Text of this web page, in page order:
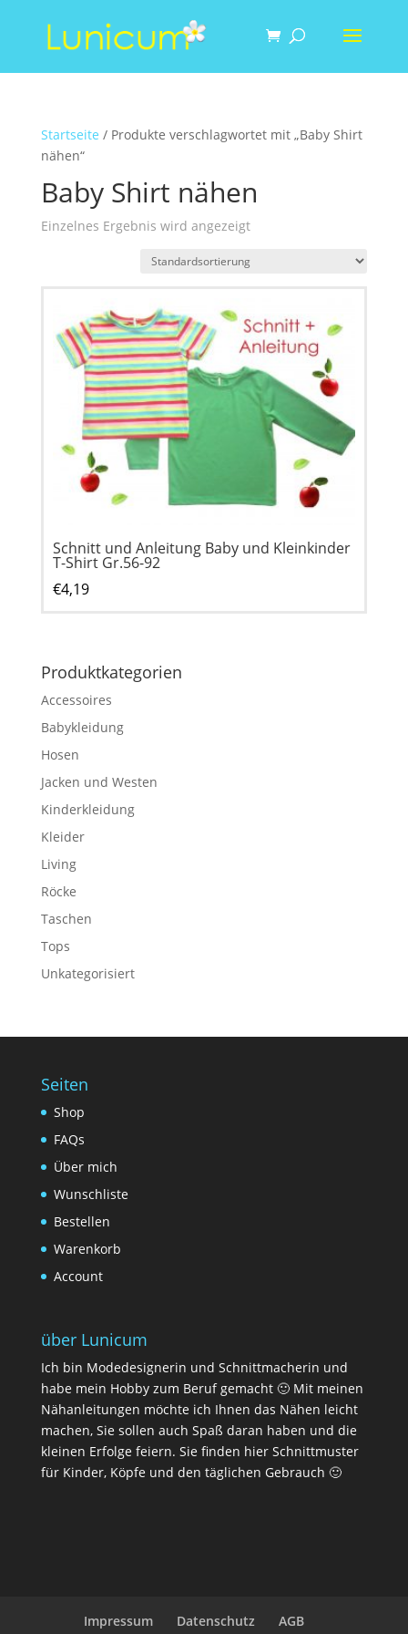
Startseite / Produkte verschlagwortet mit „Baby Shirt
nähen“
Baby Shirt nähen
Einzelnes Ergebnis wird angezeigt
Schnitt und Anleitung Baby und Kleinkinder
T-Shirt Gr.56-92
€4,19
Produktkategorien
Accessoires
Babykleidung
Hosen
Jacken und Westen
Kinderkleidung
Kleider
Living
Röcke
Taschen
Tops
Unkategorisiert
Seiten
Shop
FAQs
Über mich
Wunschliste
Bestellen
Warenkorb
Account
über Lunicum
Ich bin Modedesignerin und Schnittmacherin und
habe mein Hobby zum Beruf gemacht 🙂 Mit meinen
Nähanleitungen möchte ich Ihnen das Nähen leicht
machen, Sie sollen auch Spaß daran haben und die
kleinen Erfolge feiern. Sie finden hier Schnittmuster
für Kinder, Köpfe und den täglichen Gebrauch 🙂
Impressum Datenschutz
AGB